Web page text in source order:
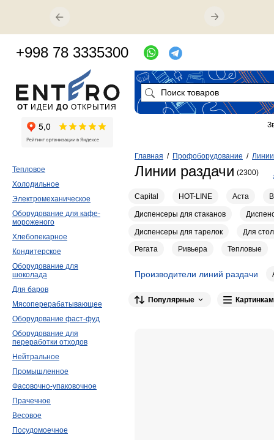
Главная / Профоборудование /
Линии раздачи (2300)
Capital HOT-LINE Аста
Диспенсеры для стаканов
Диспенсеры для тарелок Для
Регата Ривьера Тепловые
Производители линий раздачи
Популярные
Тепловое
Холодильное
Электромеханическое
Оборудование для кафе-
мороженого
Хлебопекарное
Кондитерское
Оборудование для
шоколада
Для баров
Мясоперерабатывающее
Оборудование фаст-фуд
Оборудование для
переработки отходов
Нейтральное
Промышленное
Фасовочно-упаковочное
Прачечное
Весовое
Посудомоечное
ОТ ИДЕИ ДО ОТКРЫТИЯ
+998 78 3335300